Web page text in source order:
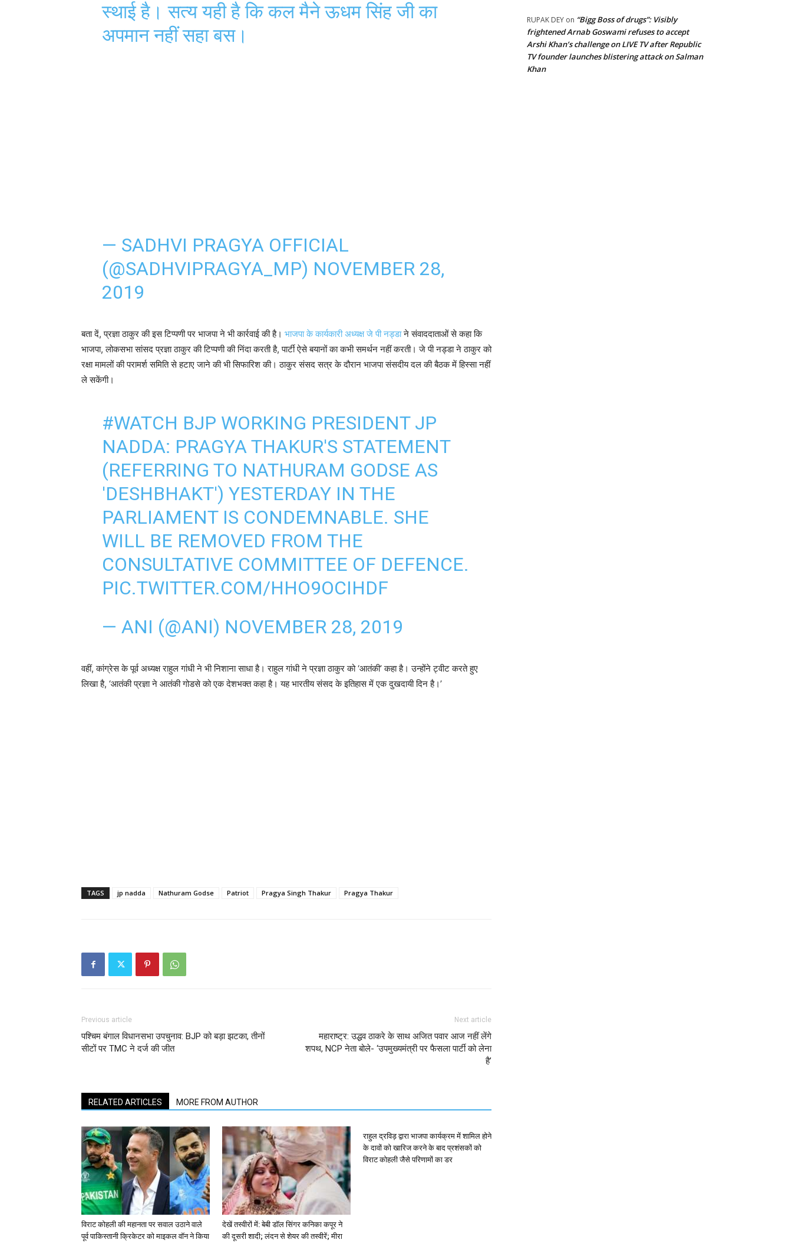
स्थाई है। सत्य यही है कि कल मैने ऊधम सिंह जी का
अपमान नहीं सहा बस।
— SADHVI PRAGYA OFFICIAL
(@SADHVIPRAGYA_MP) NOVEMBER 28,
2019
बता दें, प्रज्ञा ठाकुर की इस टिप्पणी पर भाजपा ने भी कार्रवाई की है। भाजपा के कार्यकारी अध्यक्ष जे पी नड्डाने संवाददाताओं से कहा कि
भाजपा, लोकसभा सांसद प्रज्ञा ठाकुर की टिप्पणी की निंदा करती है, पार्टी ऐसे बयानों का कभी समर्थन नहीं करती। जे पी नड्डा ने ठाकुर को
रक्षा मामलों की परामर्श समिति से हटाए जाने की भी सिफारिश की। ठाकुर संसद सत्र के दौरान भाजपा संसदीय दल की बैठक में हिस्सा नहीं
ले सकेंगी।
#WATCH BJP WORKING PRESIDENT JP
NADDA: PRAGYA THAKUR'S STATEMENT
(REFERRING TO NATHURAM GODSE AS
'DESHBHAKT') YESTERDAY IN THE
PARLIAMENT IS CONDEMNABLE. SHE
WILL BE REMOVED FROM THE
CONSULTATIVE COMMITTEE OF DEFENCE.
PIC.TWITTER.COM/HHO9OCIHDF
— ANI (@ANI) NOVEMBER 28, 2019
वहीं, कांग्रेस के पूर्व अध्यक्ष राहुल गांधी ने भी निशाना साधा है। राहुल गांधी ने प्रज्ञा ठाकुर को ‘आतंकी’ कहा है। उन्होंने ट्वीट करते हुए
लिखा है, ‘आतंकी प्रज्ञा ने आतंकी गोडसे को एक देशभक्त कहा है। यह भारतीय संसद के इतिहास में एक दुखदायी दिन है।’
TAGS jp nadda Nathuram Godse Patriot Pragya Singh Thakur Pragya Thakur
Previous article
पश्चिम बंगाल विधानसभा उपचुनाव: BJP को बड़ा झटका, तीनों
सीटों पर TMC ने दर्ज की जीत
Next article
महाराष्ट्र: उद्धव ठाकरे के साथ अजित पवार आज नहीं लेंगे
शपथ, NCP नेता बोले- ‘उपमुख्यमंत्री पर फैसला पार्टी को लेना
है’
RELATED ARTICLES MORE FROM AUTHOR
विराट कोहली की महानता पर सवाल उठाने वाले
पूर्व पाकिस्तानी क्रिकेटर को माइकल वॉन ने किया
देखें तस्वीरों में: बेबी डॉल सिंगर कनिका कपूर ने
की दूसरी शादी; लंदन से शेयर की तस्वीरें; मीरा
राहुल द्रविड़ द्वारा भाजपा कार्यक्रम में शामिल होने
के दावों को खारिज करने के बाद प्रशंसकों को
विराट कोहली जैसे परिणामों का डर
RUPAK DEY on “Bigg Boss of drugs”: Visibly
frightened Arnab Goswami refuses to accept
Arshi Khan’s challenge on LIVE TV after Republic
TV founder launches blistering attack on Salman
Khan